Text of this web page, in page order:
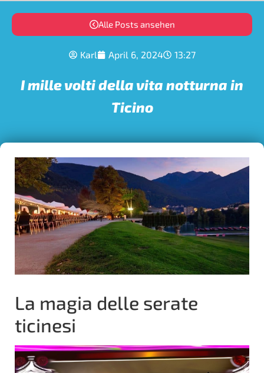
Alle Posts ansehen
Karl April 6, 2024 13:27
I mille volti della vita notturna in
Ticino
La magia delle serate
ticinesi